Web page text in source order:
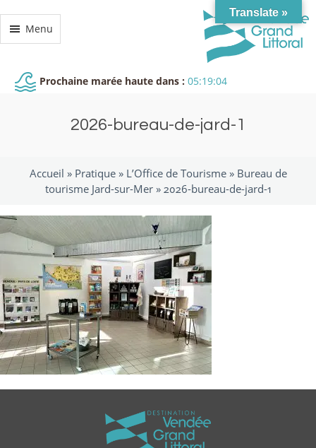
Menu
Prochaine marée haute dans : 05:19:04
2026-bureau-de-jard-1
Accueil » Pratique» L’Office de Tourisme» Bureau de
tourisme Jard-sur-Mer» 2026-bureau-de-jard-1
Translate »